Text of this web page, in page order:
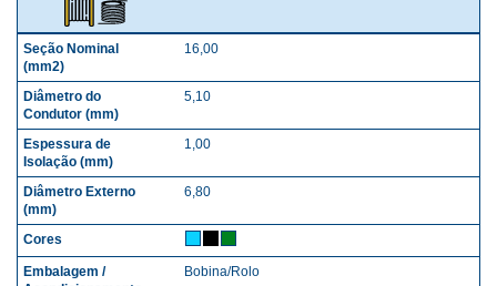
16,00
5,10
1,00
6,80
Bobina/Rolo